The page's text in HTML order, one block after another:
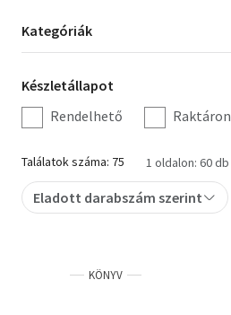
Hobbi, szabadidő
Irodalom
Művészet
Szakkönyv
Tankönyv, segédkönyv
Kategória
szűrés
Kategóriák
Készletállapot
szűrés
Készletállapot
Rendelhető
Raktáron
Találatok száma: 75 1 oldalon: 60 db
Eladott darabszám szerint
KÖNYV